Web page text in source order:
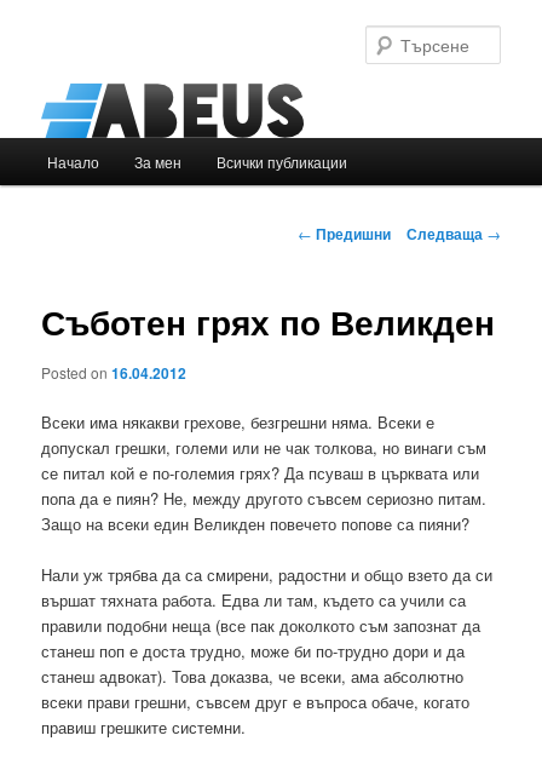
Към
Начало За мен Всички публикации
Навигация
← Предишни Следваща →
Съботен грях по Великден
Posted on16.04.2012
Всеки има някакви грехове, безгрешни няма. Всеки е
допускал грешки, големи или не чак толкова, но винаги съм
се питал кой е по-големия грях? Да псуваш в църквата или
попа да е пиян? Не, между другото съвсем сериозно питам.
Защо на всеки един Великден повечето попове са пияни?
Нали уж трябва да са смирени, радостни и общо взето да си
вършат тяхната работа. Едва ли там, където са учили са
правили подобни неща (все пак доколкото съм запознат да
станеш поп е доста трудно, може би по-трудно дори и да
станеш адвокат). Това доказва, че всеки, ама абсолютно
всеки прави грешни, съвсем друг е въпроса обаче, когато
правиш грешките системни.